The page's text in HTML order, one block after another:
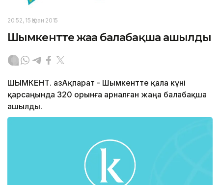
20:52, 15 Қазан 2015
Шымкентте жаңа балабақша ашылды
ШЫМКЕНТ. ҚазАқпарат - Шымкентте қала күні
қарсаңында 320 орынға арналған жаңа балабақша
ашылды.